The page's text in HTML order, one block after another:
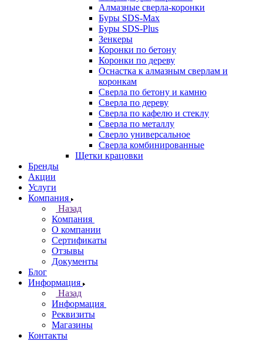
Алмазные сверла-коронки
Буры SDS-Max
Буры SDS-Plus
Зенкеры
Коронки по бетону
Коронки по дереву
Оснастка к алмазным сверлам и
коронкам
Сверла по бетону и камню
Сверла по дереву
Сверла по кафелю и стеклу
Сверла по металлу
Сверло универсальное
Сверла комбинированные
Щетки крацовки
Бренды
Акции
Услуги
Компания
Назад
Компания
О компании
Сертификаты
Отзывы
Документы
Блог
Информация
Назад
Информация
Реквизиты
Магазины
Контакты